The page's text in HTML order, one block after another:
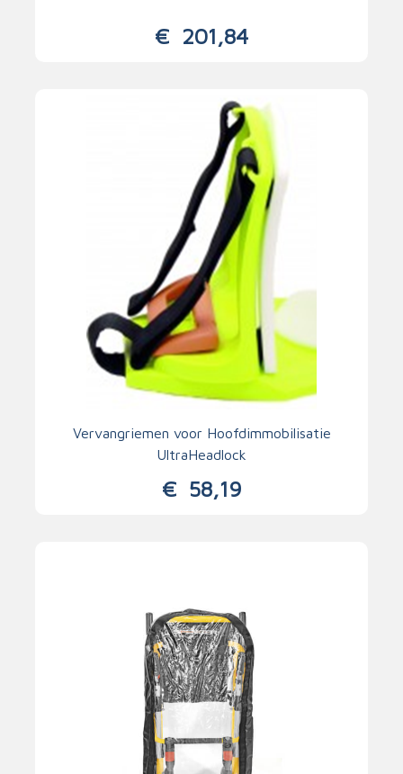
€ 201,84
Vervangriemen voor Hoofdimmobilisatie
UltraHeadlock
€58,19